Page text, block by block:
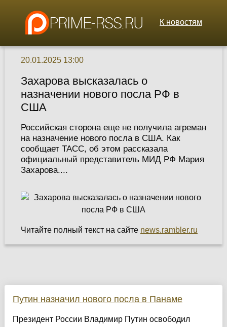
К новостям
20.01.2025 13:00
Захарова высказалась о
назначении нового посла РФ в
США
Российская сторона еще не получила агреман
на назначение нового посла в США. Как
сообщает ТАСС, об этом рассказала
официальный представитель МИД РФ Мария
Захарова....
Читайте полный текст на сайте news.rambler.ru
Путин назначил нового посла в Панаме
Президент России Владимир Путин освободил